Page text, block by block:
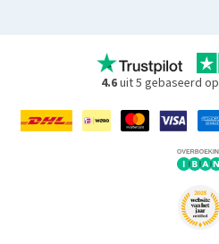
4.6uit 5 gebaseerd op